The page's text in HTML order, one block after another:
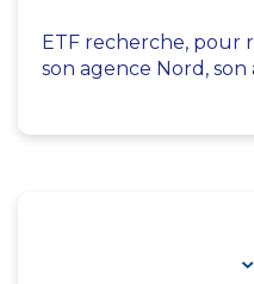
ETF recherche, pour
son agence Nord, son